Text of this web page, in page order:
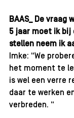
BAAS_ De vraag
5 jaar moet ik bij
stellen neem ik
Imke: “We
het moment te
is wel een verre
daar te werken
verbreden. “